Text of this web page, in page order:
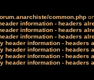
common.php
information - headers
information - headers
information - headers
header information - headers
header information - headers
header information - headers
header information - headers